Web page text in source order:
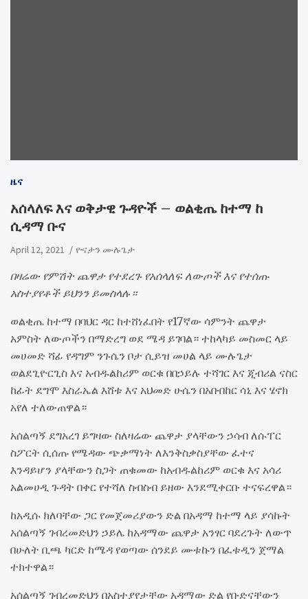
ዜና
አሰላለፍ እና ወቅታዊ ጉዳዮች – ወልቂጤ ከተማ ከ
ሲዳማ ቡና
April 12, 2021 ዮናታን ሙሉጌታ
በዛሬው የምሽት ጨዋታ የተደረጉ የአሰላለፍ ለውጦች እና የተሰጡ
አስተያየቶች ይህንን ይመስላሉ።
ወልቂጤ ከተማ በባህር ዳር ከተሸነፈበት የ17ኛው ሳምንት ጨዋታ
አምስት ለውጦችን በማድረግ ወደ ሜዳ ይገባል። ተከላካይ መስመር ላይ
መሀመድ ሻፊ የዳግም ንጉሴን ቦታ ሲይዝ መሀል ላይ ሙሉጌታ
ወልደጊዮርጊስ እና አብዱልከሪም ወርቁ በበኃይሉ ተሻገር እና ጂብሪል ናስር
ከፊት ደግሞ እስራኤል እሸቱ እና አህመድ ሁሴን በአቡበከር ሳኒ እና ሄኖክ
አየለ ተለውጠዋል።
አሰልጣኝ ደግአረገ ይግዛው ስለዛሬው ጨዋታ ያላቸውን ኃሳብ ለሱፐር
ስፖርት ሲሰጡ የሜዳው ጭቃማነት ለእንቅስቃስያቸው ፈተና
እንዳይሆን ያላቸውን ስጋት ጠቁመው ከአብዱልከሪም ወርቁ እና አሳሪ
አልመሀዲ ጉዳት በቀር የተሻለ ስብስብ ይዘው እንደሚቀርቡ ተናፍረዋል።
ከአዲሱ ክለባቸው ጋር የመጀመሪያውን ድል በአዳማ ከተማ ላይ ያሳኩት
አሰልጣኝ ገብረመድህን ኃይሌ ከአዳማው ጨዋታ አንፃር ባደረጉት ለውጥ
በሁለት ቢጫ ካርድ ከሜዳ የወጣው ሰንደይ ሙቱኩን በፈቱዲን ጀማል
ተክተዋል።
አሰልጣኝ ገብረመድህን በአስተያየታቸው አዳማው ድል የቡድናቸውን